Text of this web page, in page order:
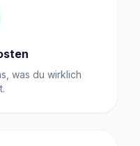
was du wirklich